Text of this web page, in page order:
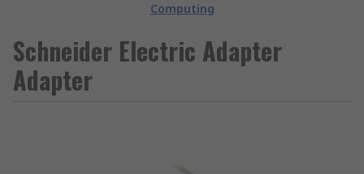
Computing
Schneider Electric Adapter
Adapter